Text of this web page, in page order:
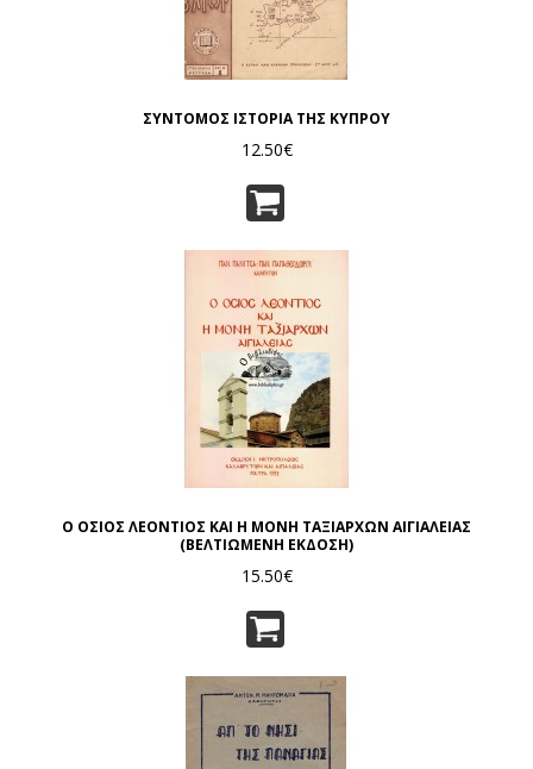
ΣΥΝΤΟΜΟΣ ΙΣΤΟΡΙΑ ΤΗΣ ΚΥΠΡΟΥ
12.50€
Ο ΟΣΙΟΣ ΛΕΟΝΤΙΟΣ ΚΑΙ Η ΜΟΝΗ ΤΑΞΙΑΡΧΩΝ ΑΙΓΙΑΛΕΙΑΣ
(ΒΕΛΤΙΩΜΕΝΗ ΕΚΔΟΣΗ)
15.50€